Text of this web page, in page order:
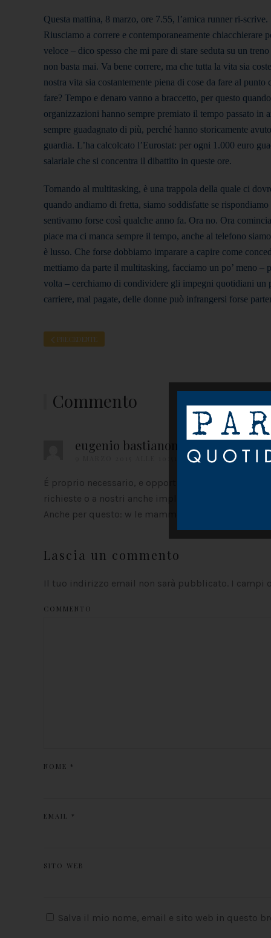
Questa mattina, 8 marzo, ore 7.55, l’amica runner ri-
Riusciamo a correre e contemporaneamente
veloce – dico spesso che mi pare di stare seduta su un
non basta mai. Va bene correre, ma che tutta la vita sia
nostra vita sia costantemente piena di cose da fare al
fare? Tempo e denaro vanno a braccetto, per questo
organizzazioni hanno sempre premiato il tempo passato in
sempre guadagnato di più, perché hanno storicamente
guardia. L’ha calcolcato l’Eurostat: per ogni 1.000 euro
salariale che si concentra il dibattito in queste ore.
Tornando al multitasking, è una trappola della quale ci
quando andiamo di fretta, siamo soddisfatte se
sentivamo forse così qualche anno fa. Ora no. Ora
piace ma ci manca sempre il tempo, anche al telefono
è lusso. Che forse dobbiamo imparare a capire come
mettiamo da parte il multitasking, facciamo un po’ meno
volta – cerchiamo di condividere gli impegni quotidiani un
carriere, mal pagate, delle donne può infrangersi forse
PRECEDENTE
Commento
eugenio bastianon
9 MARZO 2015 ALLE 10:51 AM
É proprio necessario, e opportuno dal punto di
richieste o a nostri anche impliciti bisogni/
Anche per questo: w le mamme!
Lascia un commento
Il tuo indirizzo email non sarà pubblicato. I campi
COMMENTO
NOME *
EMAIL *
SITO WEB
Salva il mio nome, email e sito web in questo